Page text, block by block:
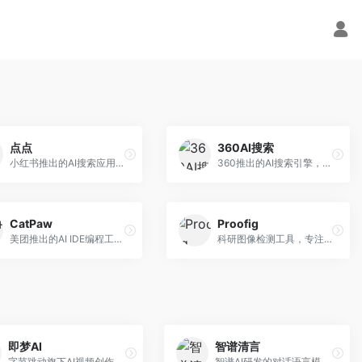
点点
小红书推出的AI搜索应用，专注于生活方式内容搜索。面向小红书用户，提供生活攻略、消费决策、内容推荐等服务，生活方式内容丰富。
360AI搜索
360推出的AI搜索引擎，专注于安全智能搜索。面向普通用户，提供智能问答、网页搜索、内容整理等服务，安全防护能力强。
CatPaw
美团推出的AI IDE编程工具，专注于本地开发生态。面向开发者，提供智能代码补全、代码生成、项目管理等服务，本地开发体验好。
Proofig
科研图像检测工具，专注于学术图像完整性验证。面向科研人员，提供图像检测、重复分析、报告生成等服务，学术检测专业。
即梦AI 智谱清言